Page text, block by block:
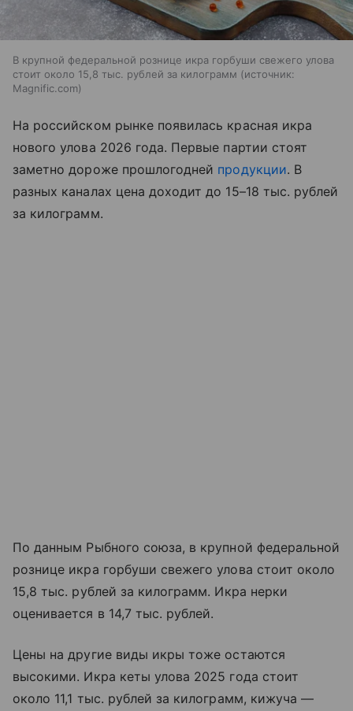
В крупной федеральной рознице икра горбуши свежего улова
стоит около 15,8 тыс. рублей за килограмм
источник:
Magnific.com
На российском рынке появилась красная икра
нового улова 2026 года. Первые партии стоят
заметно дороже прошлогодней продукции. В
разных каналах цена доходит до 15–18 тыс. рублей
за килограмм.
По данным Рыбного союза, в крупной федеральной
рознице икра горбуши свежего улова стоит около
15,8 тыс. рублей за килограмм. Икра нерки
оценивается в 14,7 тыс. рублей.
Цены на другие виды икры тоже остаются
высокими. Икра кеты улова 2025 года стоит
около 11,1 тыс. рублей за килограмм, кижуча —